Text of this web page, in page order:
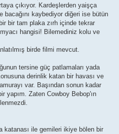
çıkıyor. Kardeşlerden yaişça
bacağını kaybediyor diğeri ise bütün
bir tam plaka zırh içinde tekrar
hangisi! Bilemediniz kolu ve
birde filmi mevcut.
tersine güç patlamaları yada
derinlik katan bir havası ve
var. Başından sonun kadar
yapım. Zaten Cowboy Bebop'ın
katanası ile gemileri ikiye bölen bir